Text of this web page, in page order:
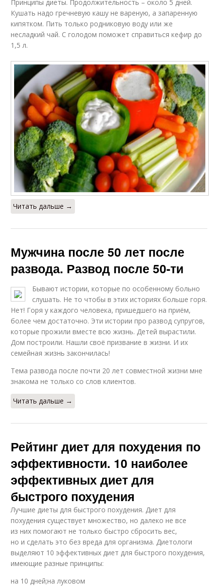
Принципы диеты. Продолжительность – около 5 дней.
Кушать надо гречневую кашу не вареную, а запаренную
кипятком. Пить только родниковую воду или же
несладкий чай. С голодом поможет справиться кефир до
1,5 л.
Читать дальше →
Мужчина после 50 лет после
развода. Развод после 50-ти
Бывают истории, которые по особенному больно
слушать. Не то чтобы в этих историях больше горя.
Нет! Горя у каждого человека, пришедшего на приём,
более чем достаточно. Эти истории про развод супругов,
которые прожили вместе всю жизнь. Детей вырастили.
Дом построили. Нашли своё призвание в жизни. И их
семейная жизнь закончилась!
Тема развода после почти 20 лет совместной жизни мне
знакома не только со слов клиентов.
Читать дальше →
Рейтинг диет для похудения по
эффективности. 10 наиболее
эффективных диет для
быстрого похудения
Лучшие диеты для быстрого похудения. Диет для
похудения существует множество, но далеко не все
из них помогают не только быстро сбросить вес,
но и сделать это без вреда для организма. Диетологи
выделяют 10 эффективных диет для быстрого похудения,
имеющие разные принципы:
на 10 дней;на луковом